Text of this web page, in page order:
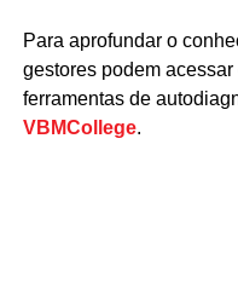
Para aprofundar o
gestores podem
ferramentas de
VBMCollege.